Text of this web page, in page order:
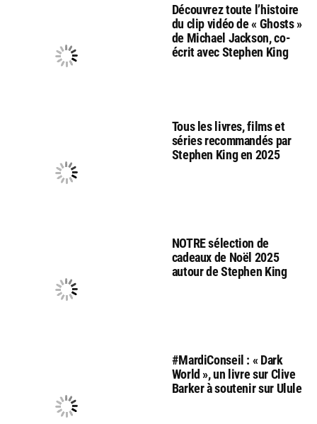
Découvrez toute l’histoire
du clip vidéo de « Ghosts »
de Michael Jackson, co-
écrit avec Stephen King
Tous les livres, films et
séries recommandés par
Stephen King en 2025
NOTRE sélection de
cadeaux de Noël 2025
autour de Stephen King
#MardiConseil : « Dark
World », un livre sur Clive
Barker à soutenir sur Ulule